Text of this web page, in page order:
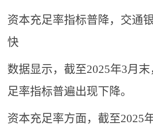
资本充足率指标普降，交通
快
数据显示，截至2025年3月
足率指标普遍出现下降。
资本充足率方面，截至2025